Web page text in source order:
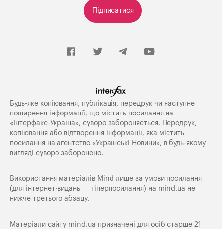
Підписатися
Будь-яке копiювання, публiкацiя, передрук чи наступне
поширення iнформацiї, що мiстить посилання на
«Iнтерфакс-Україна», суворо забороняється. Передрук,
копіювання або відтворення інформації, яка містить
посилання на агентство «Українські Новини», в будь-якому
вигляді суворо заборонено.
Використання матеріалів Mind лише за умови посилання
(для інтернет-видань — гіперпосилання) на mind.ua не
нижче третього абзацу.
Матеріали сайту mind.ua призначені для осіб старше 21